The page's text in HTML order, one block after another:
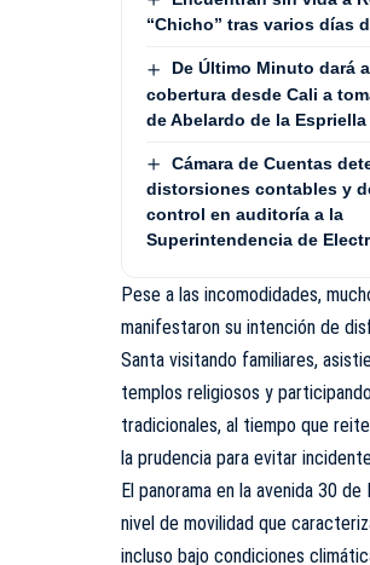
“Chicho” tras varios días
De Último Minuto dará
cobertura desde Cali a
de Abelardo de la Espriella
Cámara de Cuentas
distorsiones contables y
control en auditoría a la
Superintendencia de
Pese a las incomodidades,
manifestaron su intención de
Santa visitando familiares,
templos religiosos y
tradicionales, al tiempo que
la prudencia para evitar
El panorama en la avenida 30
nivel de movilidad que
incluso bajo condiciones